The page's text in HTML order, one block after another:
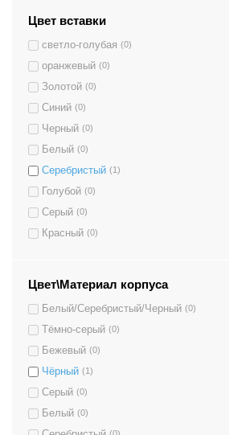
532x320x370 mm.
1200x360x400 mm.
1310x370x440 mm.
970x330x335 mm.
1140x330x375 mm.
1000x330x335 mm.
Цвет вставки
светло-голубая (0)
оранжевый (0)
Золотой (0)
Синий (0)
Черный (0)
Белый (0)
Серебристый (1)
Голубой (0)
Серый (0)
Красный (0)
Цвет\Материал корпуса
Белый/Серебристый/Черный (0)
Тёмно-серый (0)
Бежевый (0)
Чёрный (1)
Серый (0)
Белый (0)